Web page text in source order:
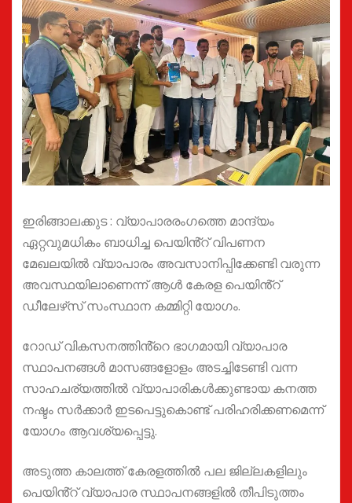
ഇരിങ്ങാലക്കുട : വ്യാപാരരംഗത്തെ മാന്ദ്യം
ഏറ്റവുമധികം ബാധിച്ച പെയിൻ്റ് വിപണന
മേഖലയിൽ വ്യാപാരം അവസാനിപ്പിക്കേണ്ടി വരുന്ന
അവസ്ഥയിലാണെന്ന് ആൾ കേരള പെയിൻ്റ്
ഡീലേഴ്‌സ് സംസ്ഥാന കമ്മിറ്റി യോഗം.
റോഡ് വികസനത്തിൻ്റെ ഭാഗമായി വ്യാപാര
സ്ഥാപനങ്ങൾ മാസങ്ങളോളം അടച്ചിടേണ്ടി വന്ന
സാഹചര്യത്തിൽ വ്യാപാരികൾക്കുണ്ടായ കനത്ത
നഷ്ടം സർക്കാർ ഇടപെട്ടുകൊണ്ട് പരിഹരിക്കണമെന്ന്
യോഗം ആവശ്യപ്പെട്ടു.
അടുത്ത കാലത്ത് കേരളത്തിൽ പല ജില്ലകളിലും
പെയിൻ്റ് വ്യാപാര സ്ഥാപനങ്ങളിൽ തീപിടുത്തം